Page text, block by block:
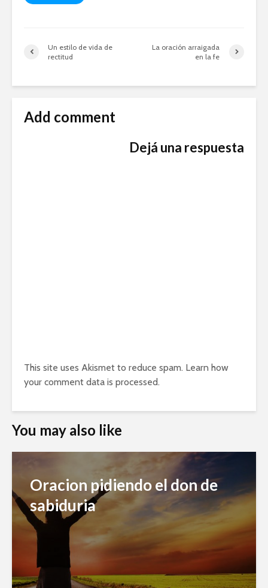
Un estilo de vida de
rectitud
La oración arraigada
en la fe
Add comment
Dejá una respuesta
This site uses Akismet to reduce spam. Learn how
your comment data is processed.
You may also like
Oracion pidiendo el don de
sabiduria